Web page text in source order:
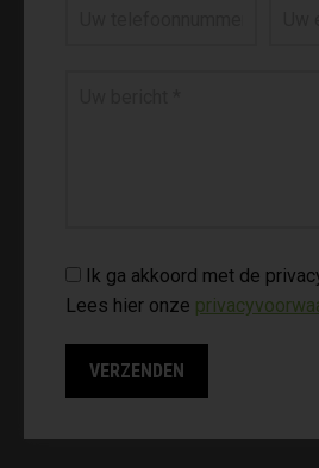
Ik ga akkoord met de
Lees hier onze